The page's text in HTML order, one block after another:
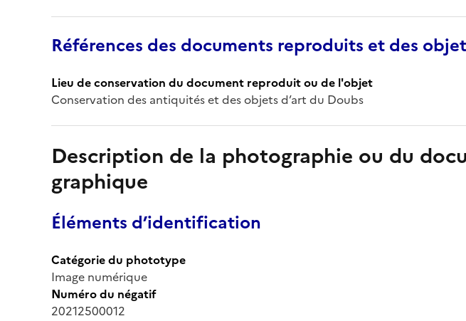
Références des documents reproduits et des
Lieu de conservation du document reproduit ou de l'objet
Conservation des antiquités et des objets d’art du Doubs
Description de la photographie ou du
graphique
Éléments d’identification
Catégorie du phototype
Image numérique
Numéro du négatif
20212500012